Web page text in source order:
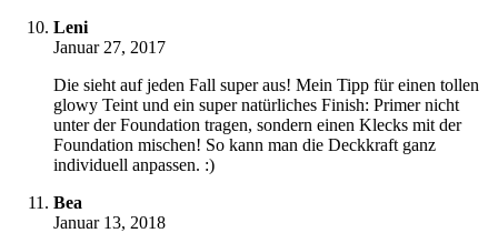
Leni
Januar 27, 2017
Die sieht auf jeden Fall super aus! Mein Tipp für einen tollen
glowy Teint und ein super natürliches Finish: Primer nicht
unter der Foundation tragen, sondern einen Klecks mit der
Foundation mischen! So kann man die Deckkraft ganz
individuell anpassen. :)
Bea
Januar 13, 2018